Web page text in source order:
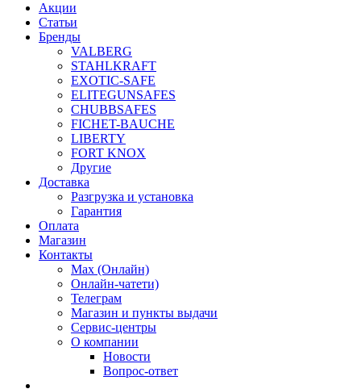
Акции
Статьи
Бренды
VALBERG
STAHLKRAFT
EXOTIC-SAFE
ELITEGUNSAFES
CHUBBSAFES
FICHET-BAUCHE
LIBERTY
FORT KNOX
Другие
Доставка
Разгрузка и установка
Гарантия
Оплата
Магазин
Контакты
Max (Онлайн)
Онлайн-чатети)
Телеграм
Магазин и пункты выдачи
Сервис-центры
О компании
Новости
Вопрос-ответ